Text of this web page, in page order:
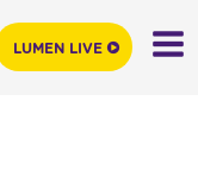
LUMEN LIVE